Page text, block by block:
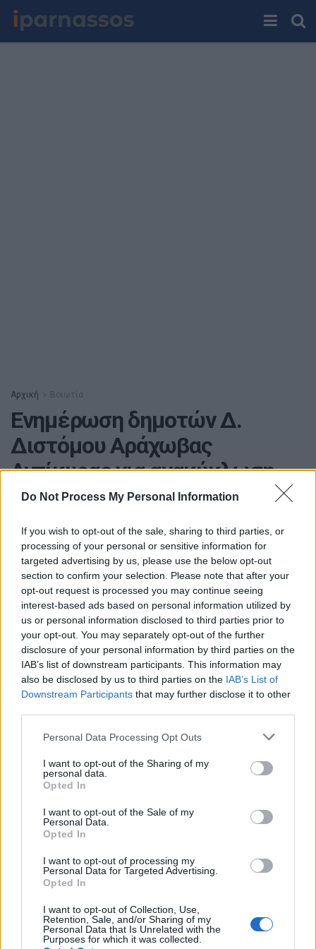
Do Not Process My Personal Information
If you wish to opt-out of the sale, sharing to third parties, or
processing of your personal or sensitive information for
targeted advertising by us, please use the below opt-out
section to confirm your selection. Please note that after your
opt-out request is processed you may continue seeing
interest-based ads based on personal information utilized by
us or personal information disclosed to third parties prior to
your opt-out. You may separately opt-out of the further
disclosure of your personal information by third parties on the
IAB’s list of downstream participants. This information may
also be disclosed by us to third parties on the IAB’s List of
Downstream Participants that may further disclose it to other
Personal Data Processing Opt Outs
I want to opt-out of the Sharing of my
personal data.
Opted In
I want to opt-out of the Sale of my
Personal Data.
Opted In
I want to opt-out of processing my
Personal Data for Targeted Advertising.
Opted In
I want to opt-out of Collection, Use,
Retention, Sale, and/or Sharing of my
Personal Data that Is Unrelated with the
Purposes for which it was collected.
Αρχική Βοιωτία
Ενημέρωση δημοτών Δ.
Διστόμου Αράχωβας
Αντίκυρας για ανακύκλωση
ΑΝΑΚΟΙΝΩΣΗ – ΕΝΗΜΕΡΩΣΗ ΔΗΜΟΤΩΝ
0
νημερώνουμε τους Δημότες ότι τα
απορριμματοφόρα της ανακύκλωσης συλλέγουν
Κοινότητες του Δήμου, παρακαλούνται οι δημότες να
βοηθήσουν στην προσπάθεια ώστε να επιτευχθεί ο στόχος
Επίσης όποιος δημότης επιθυμεί να απορρίψει αδρανή
ψυγεία, καναπέδες κρεβάτια, στρώματα κ.λ.π.) πρέπει να
επικοινωνεί με τα τηλέφωνα του Δήμου: